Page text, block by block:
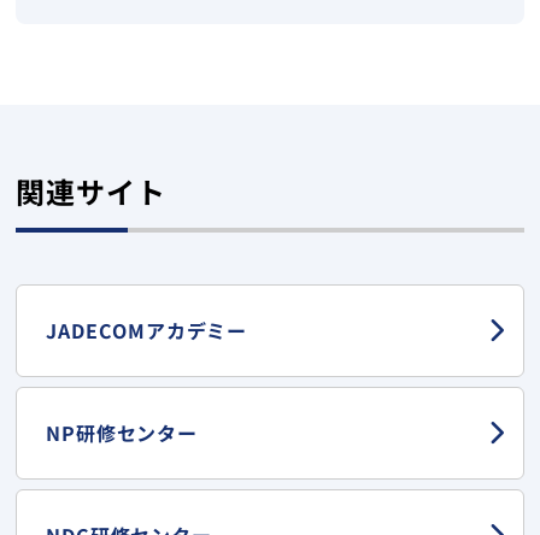
関連サイト
JADECOMアカデミー
NP研修センター